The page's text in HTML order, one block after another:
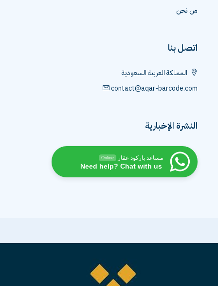
من نحن
اتصل بنا
المملكة العربية السعودية
contact@aqar-barcode.com
النشرة الإخبارية
مساعد باركود عقار Online
Need help? Chat with us